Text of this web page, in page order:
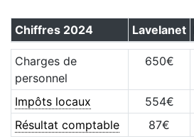
Chiffres 2024 Lavelanet
Charges de
personnel
650€
Impôts locaux 554€
Résultat comptable
87€